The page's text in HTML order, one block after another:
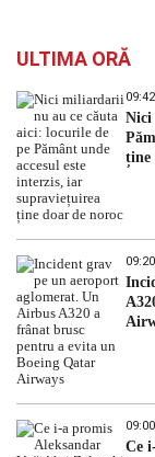
ULTIMA ORĂ
09:42
Nici
ține
09:20
09:00
Ce